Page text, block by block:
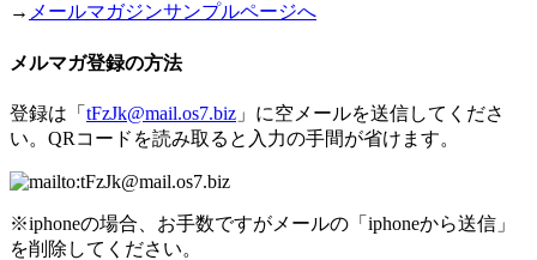
→ メールマガジンサンプルページへ
メルマガ登録の方法
登録は「 tFzJk@mail.os7.biz 」に空メールを送信してくださ
い。QRコードを読み取ると入力の手間が省けます。
※iphoneの場合、お手数ですがメールの「iphoneから送信」
を削除してください。